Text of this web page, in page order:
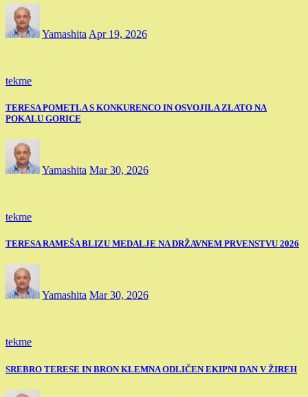
Yamashita Apr 19, 2026
tekme
TERESA POMETLA S KONKURENCO IN OSVOJILA ZLATO NA
POKALU GORICE
Yamashita Mar 30, 2026
tekme
TERESA RAMEŠA BLIZU MEDALJE NA DRŽAVNEM PRVENSTVU 2026
Yamashita Mar 30, 2026
tekme
SREBRO TERESE IN BRON KLEMNA ODLIČEN EKIPNI DAN V ŽIREH